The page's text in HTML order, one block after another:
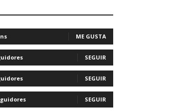
ME GUSTA
SEGUIR
SEGUIR
SEGUIR